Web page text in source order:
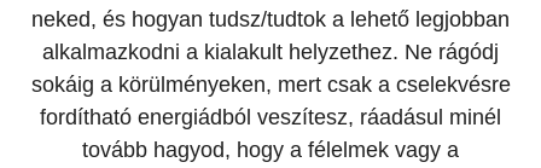
neked, és hogyan tudsz/tudtok a lehető legjobban
alkalmazkodni a kialakult helyzethez. Ne rágódj
sokáig a körülményeken, mert csak a cselekvésre
fordítható energiádból veszítesz, ráadásul minél
tovább hagyod, hogy a félelmek vagy a